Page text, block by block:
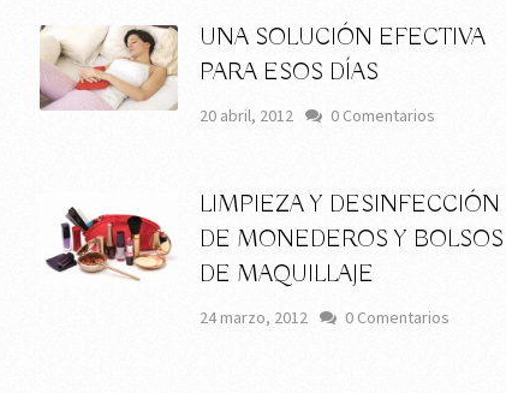
UNA SOLUCIÓN EFECTIVA
PARA ESOS DÍAS
20 abril, 2012 0 Comentarios
LIMPIEZA Y DESINFECCIÓN
DE MONEDEROS Y BOLSOS
DE MAQUILLAJE
24 marzo, 2012 0 Comentarios